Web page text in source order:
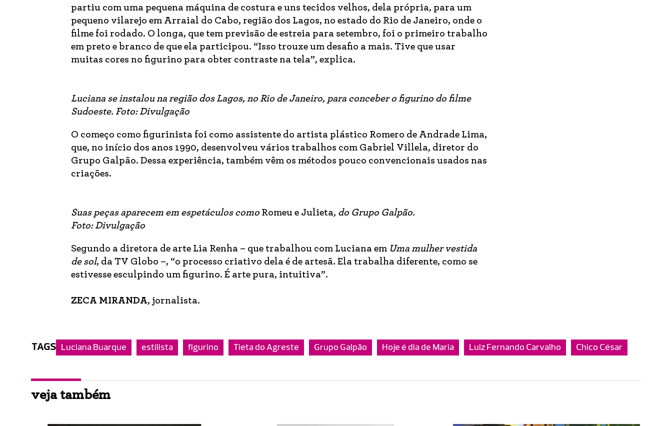
partiu com uma pequena máquina de costura e uns tecidos velhos, dela própria, para um
pequeno vilarejo em Arraial do Cabo, região dos Lagos, no estado do Rio de Janeiro, onde o
filme foi rodado. O longa, que tem previsão de estreia para setembro, foi o primeiro trabalho
em preto e branco de que ela participou. “Isso trouxe um desafio a mais. Tive que usar
muitas cores no figurino para obter contraste na tela”, explica.
Luciana se instalou na região dos Lagos, no Rio de Janeiro, para conceber o figurino do filme
Sudoeste. Foto: Divulgação
O começo como figurinista foi como assistente do artista plástico Romero de Andrade Lima,
que, no início dos anos 1990, desenvolveu vários trabalhos com Gabriel Villela, diretor do
Grupo Galpão. Dessa experiência, também vêm os métodos pouco convencionais usados nas
criações.
Suas peças aparecem em espetáculos como Romeu e Julieta, do Grupo Galpão.
Foto: Divulgação
Segundo a diretora de arte Lia Renha – que trabalhou com Luciana em Uma mulher vestida
de sol, da TV Globo –, “o processo criativo dela é de artesã. Ela trabalha diferente, como se
estivesse esculpindo um figurino. É arte pura, intuitiva”.
ZECA MIRANDA, jornalista.
TAGS Luciana Buarque estilista figurino Tieta do Agreste Grupo Galpão Hoje é dia de Maria Luiz Fernando Carvalho Chico César
veja também